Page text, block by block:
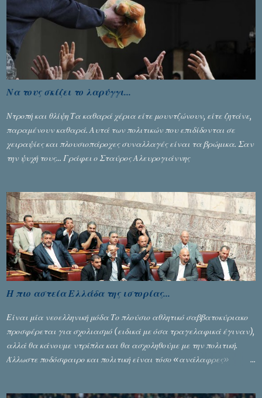
εφικτό, σύμφωνα με τα στοιχεία...
Να τους σκίζει το λαρύγγι...
Ντροπή και θλίψη Τα καθαρά χέρια είτε μουντζώνουν, είτε ζητάνε,
παραμένουν καθαρά. Αυτά των πολιτικών που επιδίδονται σε
χειραψίες και πλουσιοπάροχες συναλλαγές είναι τα βρώμικα. Σαν
την ψυχή τους... Γράφει ο Σταύρος Αλευρογιάννης
Η πιο αστεία Ελλάδα της ιστορίας...
Είναι μία νεοελληνική μόδα Το πλούσιο αθλητικό σαββατοκύριακο
προσφέρεται για σχολιασμό (ειδικά με όσα τραγελαφικά έγιναν),
αλλά θα κάνουμε ντρίπλα και θα ασχοληθούμε με την πολιτική.
Άλλωστε ποδόσφαιρο και πολιτική είναι τόσο «ανάλαφρες»